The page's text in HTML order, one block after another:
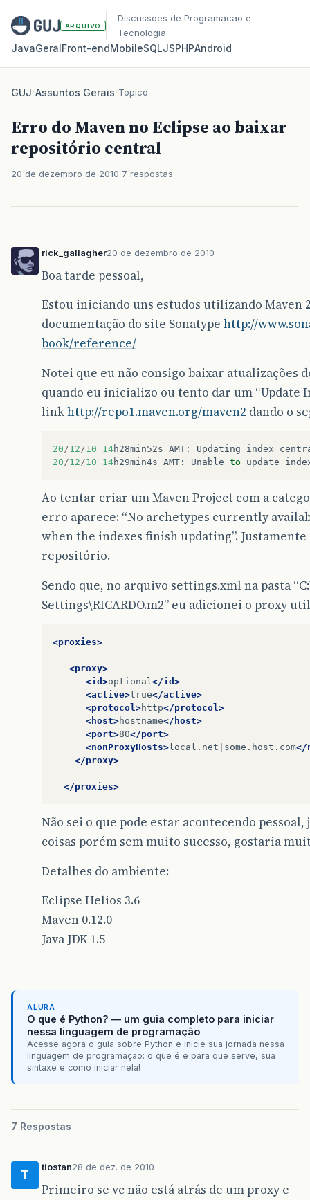
ARQUIVO
Discussoes de Programacao e
Tecnologia
JavaGeralFront‑endMobileSQLJSPHPAndroid
GUJ/Assuntos Gerais/Topico
Erro do Maven no Eclipse ao baixar
repositório central
20 de dezembro de 2010 7 respostas
rick_gallagher20 de dezembro de 2010
Boa tarde pessoal,
Estou iniciando uns estudos utilizando Maven
documentação do site Sonatype http://
book/reference/
Notei que eu não consigo baixar atualizações
quando eu inicializo ou tento dar um “Update
linkhttp://repo1.maven.org/maven2 dando o
20/12/10 14h28min52s AMT : Updating index
20/12/10 14h29min4s AMT : Unable to update
Ao tentar criar um Maven Project com a
erro aparece: “No archetypes currently
when the indexes finish updating”.
repositório.
Sendo que, no arquivo settings.xml na pasta
Settings\RICARDO.m2” eu adicionei o proxy
<proxies>
<proxy>
<id>optional</id>
<active>true</active>
<protocol>http</protocol>
<host>hostname</host>
<port>80</port>
<nonProxyHosts> local.net|some.host.com</
</proxy>
</proxies>
Não sei o que pode estar acontecendo
coisas porém sem muito sucesso, gostaria
Detalhes do ambiente:
Eclipse Helios 3.6
Maven 0.12.0
Java JDK 1.5
ALURA
O que é Python? — um guia completo para iniciar
nessa linguagem de programação
Acesse agora o guia sobre Python e inicie sua jornada nessa
linguagem de programação: o que é e para que serve, sua
sintaxe e como iniciar nela!
7 Respostas
T
tiostan28 de dez. de 2010
Primeiro se vc não está atrás de um proxy e